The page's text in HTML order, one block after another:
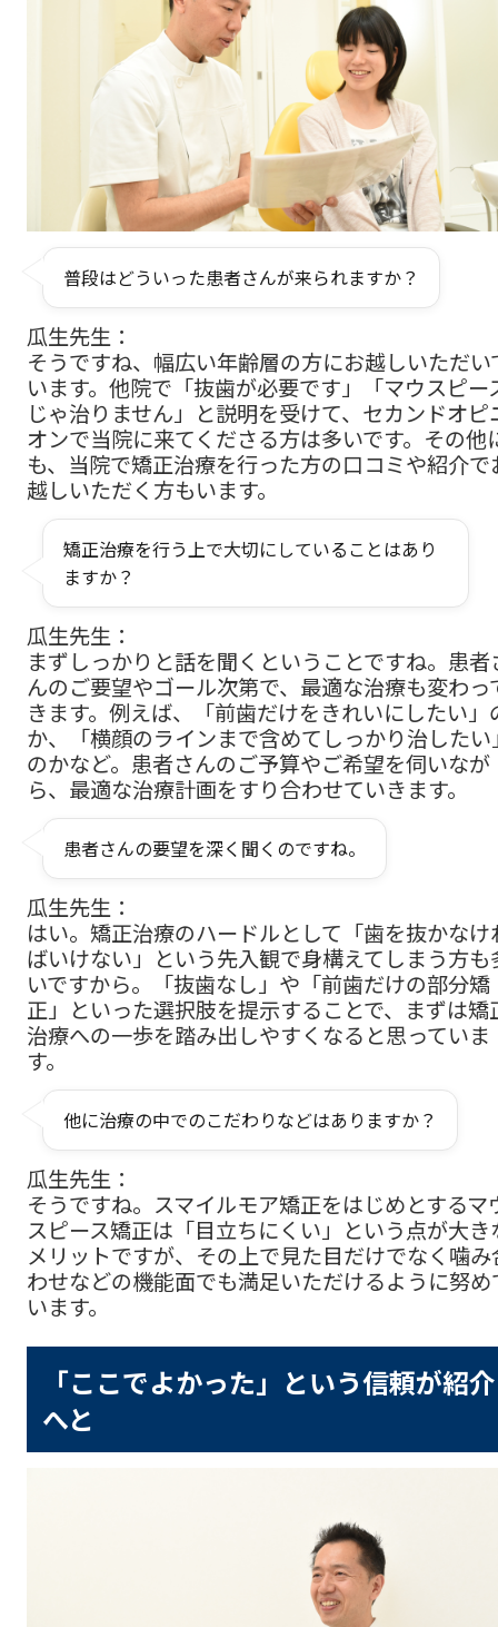
普段はどういった患者さんが来られますか？
瓜生先生：
そうですね、幅広い年齢層の方にお越しいただい
います。他院で「抜歯が必要です」「マウスピー
じゃ治りません」と説明を受けて、セカンドオピ
オンで当院に来てくださる方は多いです。その他
も、当院で矯正治療を行った方の口コミや紹介で
越しいただく方もいます。
矯正治療を行う上で大切にしていることはあり
ますか？
瓜生先生：
まずしっかりと話を聞くということですね。患者
んのご要望やゴール次第で、最適な治療も変わっ
きます。例えば、「前歯だけをきれいにしたい」
か、「横顔のラインまで含めてしっかり治したい
のかなど。患者さんのご予算やご希望を伺いなが
ら、最適な治療計画をすり合わせていきます。
患者さんの要望を深く聞くのですね。
瓜生先生：
はい。矯正治療のハードルとして「歯を抜かなけ
ばいけない」という先入観で身構えてしまう方も
いですから。「抜歯なし」や「前歯だけの部分矯
正」といった選択肢を提示することで、まずは矯
治療への一歩を踏み出しやすくなると思っていま
す。
他に治療の中でのこだわりなどはありますか？
瓜生先生：
そうですね。スマイルモア矯正をはじめとするマ
スピース矯正は「目立ちにくい」という点が大き
メリットですが、その上で見た目だけでなく噛み
わせなどの機能面でも満足いただけるように努め
います。
「ここでよかった」という信頼が紹介
へと